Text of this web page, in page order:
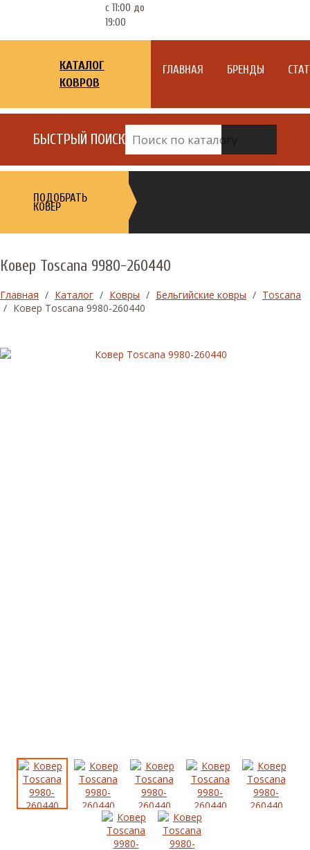
с 11:00 до
19:00
КАТАЛОГ
КОВРОВ
ГЛАВНАЯ БРЕНДЫ
БЫСТРЫЙ ПОИСК
ПОДОБРАТЬ
КОВЕР
Ковер Toscana 9980-260440
Главная / Каталог / Ковры / Бельгийские ковры / Toscana
/ Ковер Toscana 9980-260440